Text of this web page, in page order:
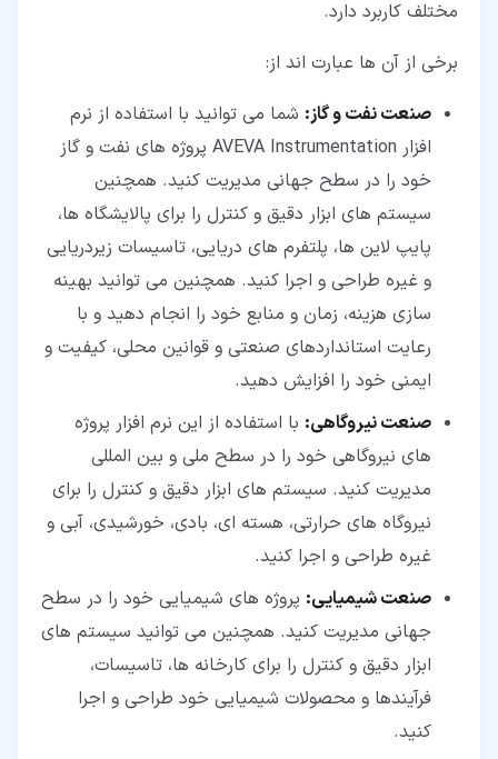
مختلف کاربرد دارد.
برخی از آن ها عبارت اند از:
صنعت نفت و گاز: شما می توانید با استفاده از نرم
افزار AVEVA Instrumentation پروژه های نفت و گاز
خود را در سطح جهانی مدیریت کنید. همچنین
سیستم های ابزار دقیق و کنترل را برای پالایشگاه ها،
پایپ لاین ها، پلتفرم های دریایی، تاسیسات زیردریایی
و غیره طراحی و اجرا کنید. همچنین می توانید بهینه
سازی هزینه، زمان و منابع خود را انجام دهید و با
رعایت استانداردهای صنعتی و قوانین محلی، کیفیت و
ایمنی خود را افزایش دهید.
صنعت نیروگاهی: با استفاده از این نرم افزار پروژه
های نیروگاهی خود را در سطح ملی و بین المللی
مدیریت کنید. سیستم های ابزار دقیق و کنترل را برای
نیروگاه های حرارتی، هسته ای، بادی، خورشیدی، آبی و
غیره طراحی و اجرا کنید.
صنعت شیمیایی: پروژه های شیمیایی خود را در سطح
جهانی مدیریت کنید. همچنین می توانید سیستم های
ابزار دقیق و کنترل را برای کارخانه ها، تاسیسات،
فرآیندها و محصولات شیمیایی خود طراحی و اجرا
کنید.